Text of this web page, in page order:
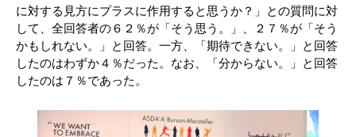
に対する見方にプラスに作用すると思うか？」との質問に対
して、全回答者の６２％が「そう思う。」、２７％が「そう
かもしれない。」と回答。一方、「期待できない。」と回答
したのはわずか４％だった。なお、「分からない。」と回答
したのは７％であった。